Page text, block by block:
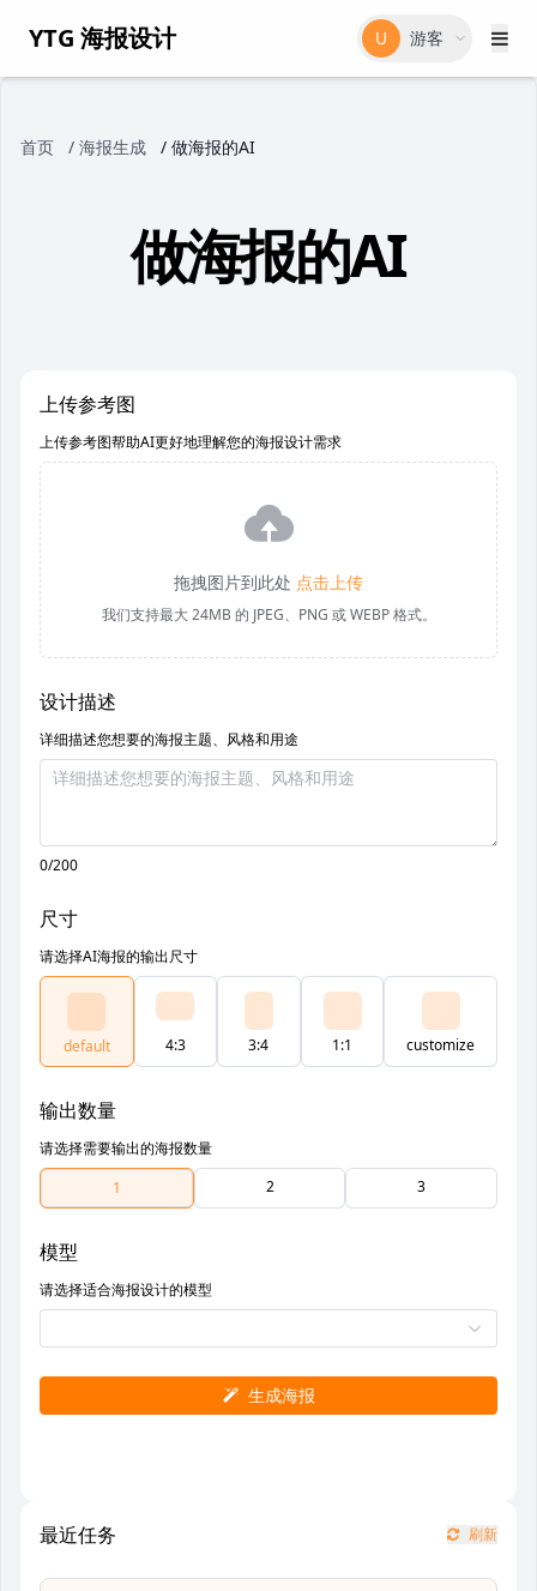
YTG 海报设计 U 游客
首页 / 海报生成 / 做海报的AI
做海报的AI
上传参考图
上传参考图帮助AI更好地理解您的海报设计需求
拖拽图片到此处 点击上传
我们支持最大 24MB 的 JPEG、PNG 或 WEBP 格式。
设计描述
详细描述您想要的海报主题、风格和用途
0/200
尺寸
请选择AI海报的输出尺寸
default 4:3 3:4 1:1 customize
输出数量
请选择需要输出的海报数量
1
2 3
模型
请选择适合海报设计的模型
生成海报
最近任务 刷新